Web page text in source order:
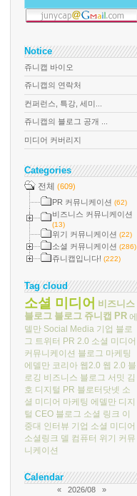
Notice
쥬니캡 바이오
쥬니캡의 연락처
컨퍼런스, 특강, 세미...
쥬니캡의 블로그 공개 ...
미디어 커버리지
Categories
전체 (609)
PR 커뮤니케이션 (62)
비즈니스 커뮤니케이션
(13)
위기 커뮤니케이션 (22)
소셜 커뮤니케이션 (286)
쥬니캡입니다! (222)
Tag cloud
소셜 미디어 비즈니스
블로그 블로그 쥬니캡 PR 에
델만 Social Media 기업 블로
그 트위터 PR 2.0 소셜 미디어
커뮤니케이션 블로그 마케팅
에델만 코리아 웹2.0 웹 2.0 블
로깅 비즈니스 블로그 서밋 김
호 디지털 PR 블로터닷넷 소
셜 미디어 마케팅 에델만 디지
털 CEO 블로그 소셜 링크 이
중대 인터뷰 기업 소셜 미디어
소셜링크 델 컴퓨터 위기 커뮤
니케이션
Calendar
« 2026/08
»